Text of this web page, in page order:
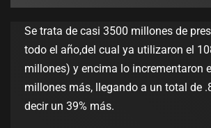
Se trata de casi 3500 millones de
todo el año,del cual ya utilizaron el
millones) y encima lo incrementaron
millones más, llegando a un total de
decir un 39% más.